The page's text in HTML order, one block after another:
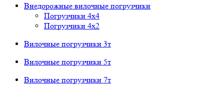
Внедорожные вилочные погрузчики
Погрузчики 4х4
Погрузчики 4х2
Вилочные погрузчики 3т
Вилочные погрузчики 5т
Вилочные погрузчики 7т